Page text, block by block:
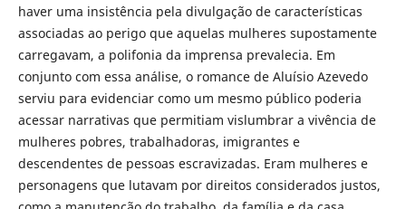
haver uma insistência pela divulgação de características
associadas ao perigo que aquelas mulheres supostamente
carregavam, a polifonia da imprensa prevalecia. Em
conjunto com essa análise, o romance de Aluísio Azevedo
serviu para evidenciar como um mesmo público poderia
acessar narrativas que permitiam vislumbrar a vivência de
mulheres pobres, trabalhadoras, imigrantes e
descendentes de pessoas escravizadas. Eram mulheres e
personagens que lutavam por direitos considerados justos,